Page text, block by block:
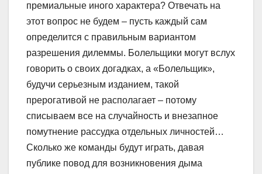
премиальные иного характера? Отвечать на
этот вопрос не будем – пусть каждый сам
определится с правильным вариантом
разрешения дилеммы. Болельщики могут вслух
говорить о своих догадках, а «Болельщик»,
будучи серьезным изданием, такой
прерогативой не располагает – потому
списываем все на случайность и внезапное
помутнение рассудка отдельных личностей…
Сколько же команды будут играть, давая
публике повод для возникновения дыма